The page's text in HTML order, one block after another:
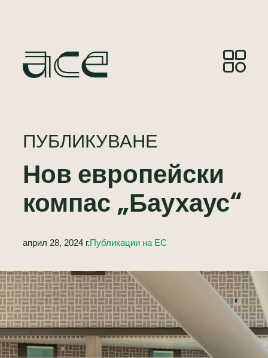
ПУБЛИКУВАНЕ
Нов европейски
компас „Баухаус“
април 28, 2024 г.Публикации на ЕС